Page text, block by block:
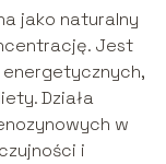
jako naturalny
Jest
energetycznych,
Działa
w
i